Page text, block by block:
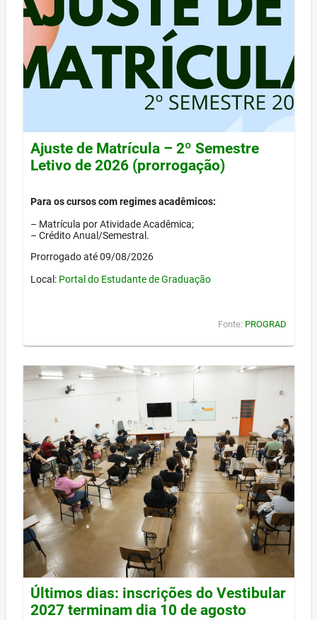
Ajuste de Matrícula – 2º Semestre
Letivo de 2026 (prorrogação)
Para os cursos com regimes acadêmicos:
– Matrícula por Atividade Acadêmica;
– Crédito Anual/Semestral.
Prorrogado até 09/08/2026
Local: Portal do Estudante de Graduação
Fonte: PROGRAD
Últimos dias: inscrições do Vestibular
2027 terminam dia 10 de agosto